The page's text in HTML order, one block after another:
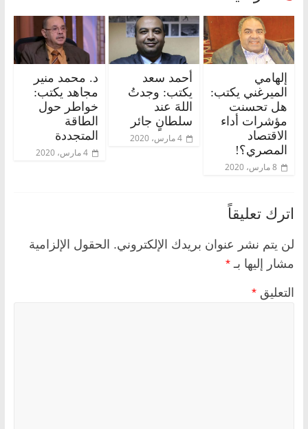
إلهامي
الميرغني يكتب:
هل تحسنت
مؤشرات أداء
الاقتصاد
المصري؟!
8 مارس، 2020
أحمد سعد
يكتب: وجدتُ
اللهَ عند
سلطانٍ جائر
4 مارس، 2020
د. محمد منير
مجاهد يكتب:
خواطر حول
الطاقة
المتجددة
4 مارس، 2020
اترك تعليقاً
لن يتم نشر عنوان بريدك الإلكتروني. الحقول الإلزامية
مشار إليها بـ *
التعليق *